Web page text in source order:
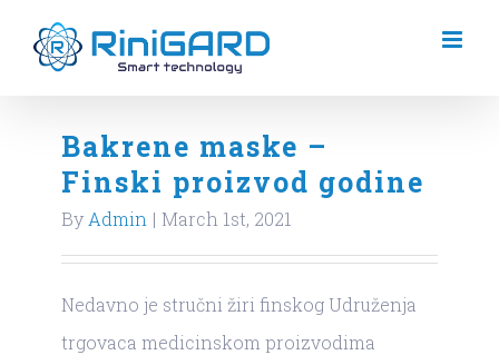
Bakrene maske –
Finski proizvod godine
By Admin | March 1st, 2021
Nedavno je stručni žiri finskog Udruženja
trgovaca medicinskom proizvodima